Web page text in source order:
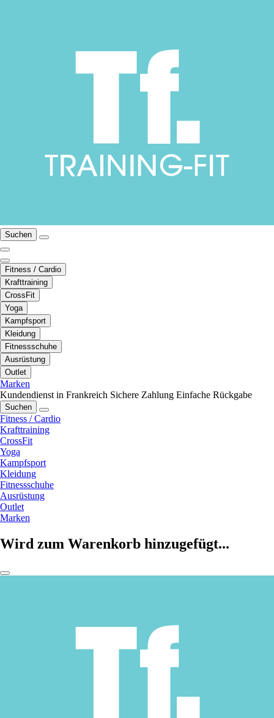
Suchen
Fitness / Cardio
Krafttraining
CrossFit
Yoga
Kampfsport
Kleidung
Fitnessschuhe
Ausrüstung
Outlet
Marken
Kundendienst in Frankreich Sichere Zahlung Einfache Rückgabe
Suchen
Fitness / Cardio
Krafttraining
CrossFit
Yoga
Kampfsport
Kleidung
Fitnessschuhe
Ausrüstung
Outlet
Marken
Wird zum Warenkorb hinzugefügt...